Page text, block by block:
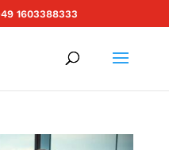
1603388333